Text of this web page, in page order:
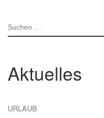
SUCHE
Aktuelles
URLAUB